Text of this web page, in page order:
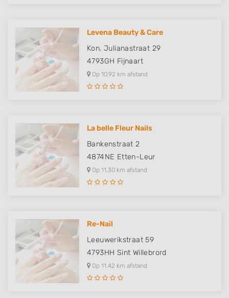
Levena Beauty & Care
Kon. Julianastraat 29
4793GH Fijnaart
Op 10,92 km afstand
La belle Fleur Nails
Bankenstraat 2
4874NE Etten-Leur
Op 11,30 km afstand
Re-Nail
Leeuwerikstraat 59
4793HH Sint Willebrord
Op 11,42 km afstand